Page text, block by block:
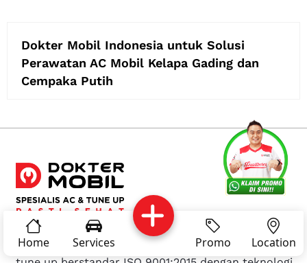
About Us
Complain Reservasi Article
Home Services Promo Location
Dokter Mobil Indonesia untuk Solusi
Perawatan AC Mobil Kelapa Gading dan
Cempaka Putih
Dokter Mobiladalah bengkel spesialis AC mobil &